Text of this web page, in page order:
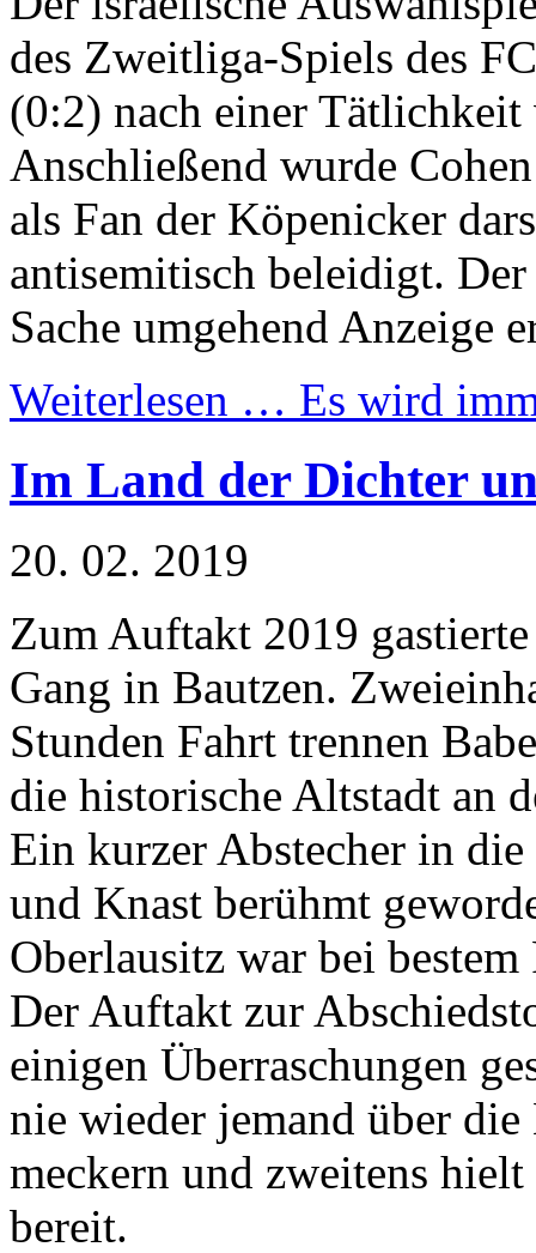
des Zweitliga-Spiels des
(0:2) nach einer
Anschließend wurde
als Fan der Köpenicker
antisemitisch beleidigt.
Sache umgehend Anzeige
Weiterlesen … Es wird
Im Land der Dichter
20. 02. 2019
Zum Auftakt 2019
Gang in Bautzen.
Stunden Fahrt trennen
die historische Altstadt an
Ein kurzer Abstecher in
und Knast berühmt
Oberlausitz war bei
Der Auftakt zur
einigen Überraschungen
nie wieder jemand über
meckern und zweitens
bereit.